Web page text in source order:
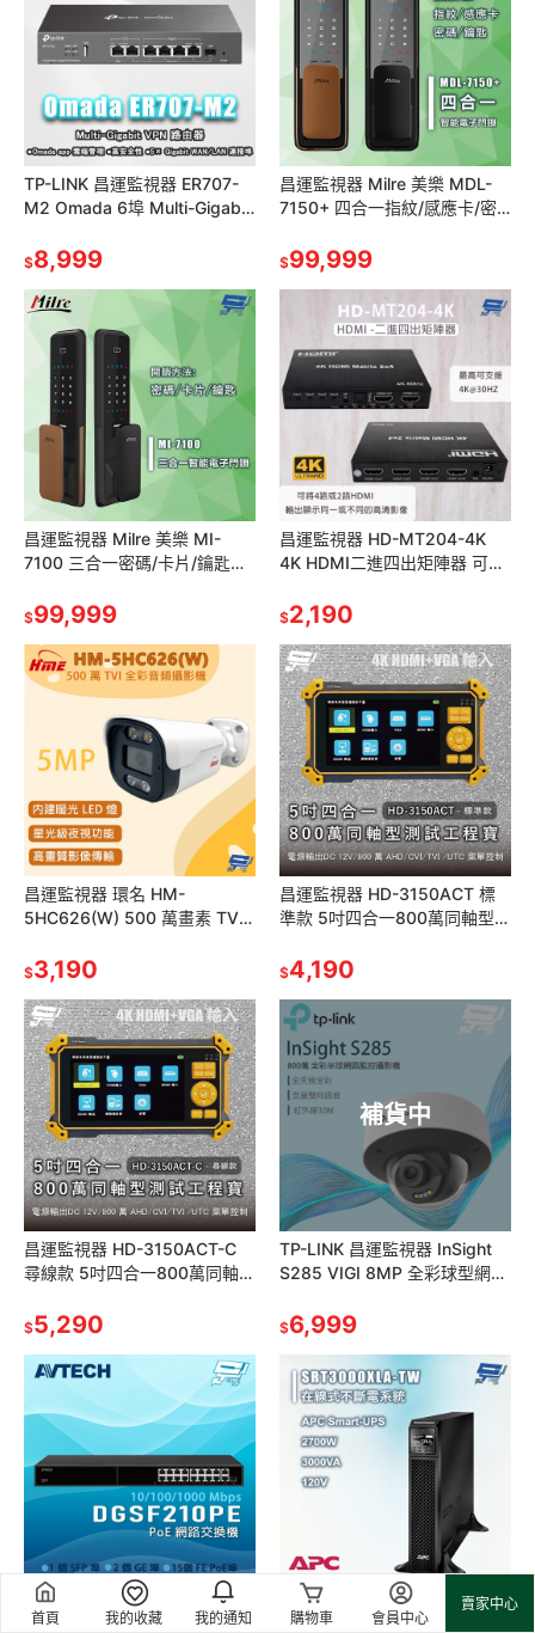
首頁 我的收藏 我的通知 購物車 會員中心
賣家中心
TP-LINK 昌運監視器 ER707-
M2 Omada 6埠 Multi-Gigabit
$8,999
昌運監視器 Milre 美樂 MDL-
7150+ 四合一指紋/感應卡/密
(請來電洽詢)
$99,999
昌運監視器 Milre 美樂 MI-
7100 三合一密碼/卡片/鑰匙智
詢)
$99,999
昌運監視器 HD-MT204-4K
4K HDMI二進四出矩陣器 可將
的高清影像
$2,190
昌運監視器 環名 HM-
5HC626(W) 500 萬畫素 TVI
燈
$3,190
昌運監視器 HD-3150ACT 標
準款 5吋四合一800萬同軸型測
CVBS
$4,190
昌運監視器 HD-3150ACT-C
尋線款 5吋四合一800萬同軸型
CVBS
$5,290
補貨中
TP-LINK 昌運監視器 InSight
S285 VIGI 8MP 全彩球型網路
$6,999
昌運監視器 AVTECH 陞泰
DGSF210PE 15xFE PoE埠
昌運監視器 APC
SRT3000XLA-TW Smart-